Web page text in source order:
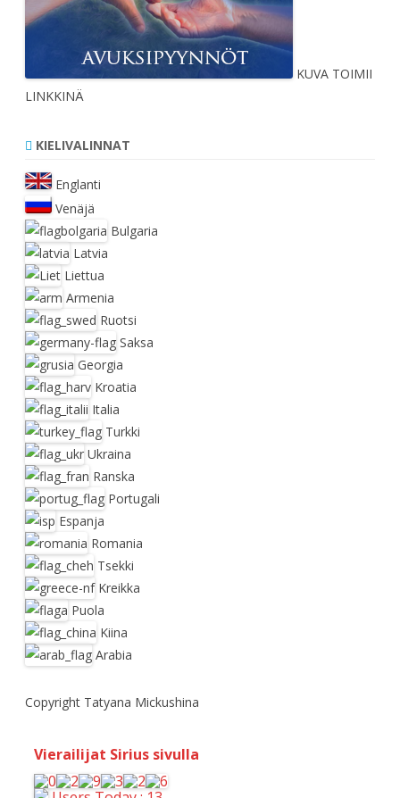
KUVA TOIMII
LINKKINÄ
KIELIVALINNAT
Englanti
Venäjä
Bulgaria
Latvia
Liettua
Armenia
Ruotsi
Saksa
Georgia
Kroatia
Italia
Turkki
Ukraina
Ranska
Portugali
Espanja
Romania
Tsekki
Kreikka
Puola
Kiina
Arabia
Copyright Tatyana Mickushina
Vierailijat Sirius sivulla